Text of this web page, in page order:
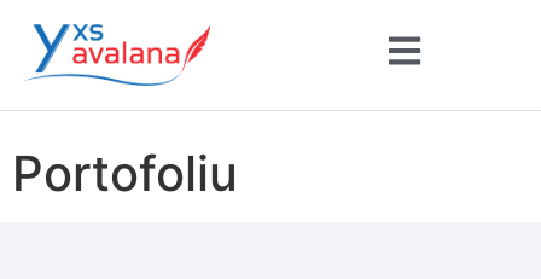
Portofoliu